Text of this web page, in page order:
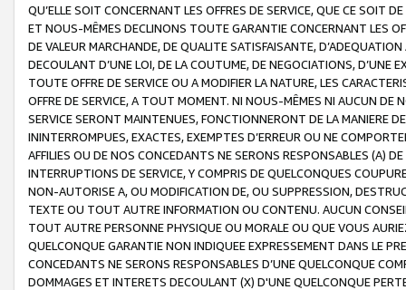
QU’ELLE SOIT CONCERNANT LES OFFRES DE SERVICE, QUE CE SOIT
ET NOUS-MÊMES DECLINONS TOUTE GARANTIE CONCERNANT LES
DE VALEUR MARCHANDE, DE QUALITE SATISFAISANTE,
DECOULANT D’UNE LOI, DE LA COUTUME, DE NEGOCIATIONS, D’UNE
TOUTE OFFRE DE SERVICE OU A MODIFIER LA NATURE, LES
OFFRE DE SERVICE, A TOUT MOMENT. NI NOUS-MÊMES NI AUCUN DE
SERVICE SERONT MAINTENUES, FONCTIONNERONT DE LA MANIERE
ININTERROMPUES, EXACTES, EXEMPTES D’ERREUR OU NE
AFFILIES OU DE NOS CONCEDANTS NE SERONS RESPONSABLES (A)
INTERRUPTIONS DE SERVICE, Y COMPRIS DE QUELCONQUES
NON-AUTORISE A, OU MODIFICATION DE, OU SUPPRESSION,
TEXTE OU TOUT AUTRE INFORMATION OU CONTENU. AUCUN
TOUT AUTRE PERSONNE PHYSIQUE OU MORALE OU QUE VOUS
QUELCONQUE GARANTIE NON INDIQUEE EXPRESSEMENT DANS LE
CONCEDANTS NE SERONS RESPONSABLES D’UNE QUELCONQUE
DOMMAGES ET INTERETS DECOULANT (X) D'UNE QUELCONQUE